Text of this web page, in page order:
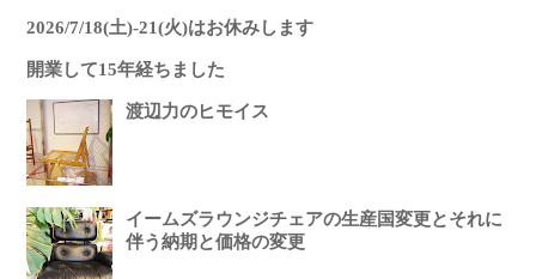
2026/7/18(土)-21(火)はお休みします
開業して15年経ちました
渡辺力のヒモイス
イームズラウンジチェアの生産国変更とそれに
伴う納期と価格の変更